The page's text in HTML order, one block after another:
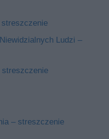
streszczenie
Ludzi –
streszczenie
– streszczenie